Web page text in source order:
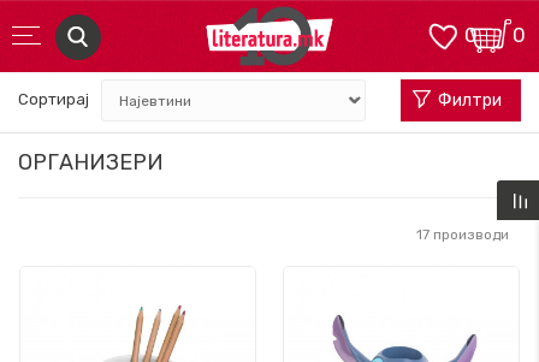
0
0
ОРГАНИЗЕРИ
Сортирај Филтри
17 производи